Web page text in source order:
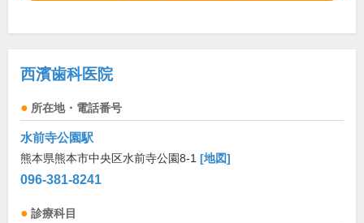
西濱歯科医院
所在地・電話番号
水前寺公園駅
熊本県熊本市中央区水前寺公園8-1 [地図]
096-381-8241
診療科目